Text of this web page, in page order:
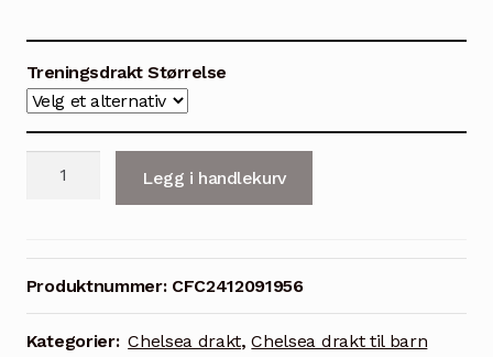
til
Treningsdrakt Størrelse
Legg i handlekurv
Produktnummer: CFC2412091956
Kategorier: Chelsea drakt,Chelsea drakt til barn